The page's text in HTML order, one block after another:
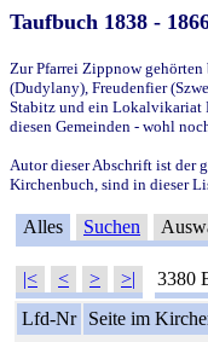
Taufbuch 1838 -
Zur Pfarrei Zippnow
(Dudylany), Freudenfier
Stabitz und ein Lokalvikariat
diesen Gemeinden - wohl
Autor dieser Abschrift ist der
Kirchenbuch, sind in dieser
Alles Suchen
|< < > >| 3380
Lfd-Nr
Seite im